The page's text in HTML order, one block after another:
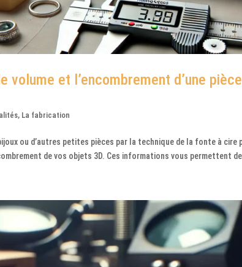
volume et l’encombrement d’une
, La fabrication
ou d’autres petites pièces par la technique de la fonte à
de vos objets 3D. Ces informations vous permettent